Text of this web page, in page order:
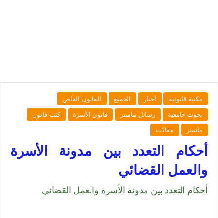
مكتبة قانونية أخبار الجميع
القانون الخاص
بحوث جامعية
رسائل ماستر قانون الأسرة
كتب قانون
ماستر
مقالات
أحكام التعدد بين مدونة الأسرة
والعمل القضائي
أحكام التعدد بين مدونة الأسرة والعمل القضائي